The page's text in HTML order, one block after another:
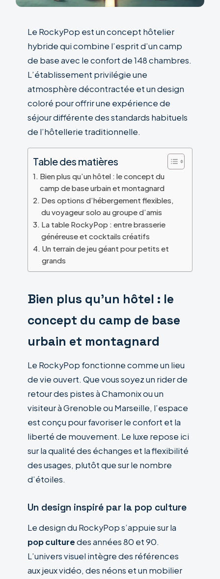
Le RockyPop est un concept hôtelier
hybride qui combine l’esprit d’un camp
de base avec le confort de 148 chambres.
L’établissement privilégie une
atmosphère décontractée et un design
coloré pour offrir une expérience de
séjour différente des standards habituels
de l’hôtellerie traditionnelle.
Table des matières
Bien plus qu’un hôtel : le concept du
camp de base urbain et montagnard
Des options d’hébergement flexibles,
du voyageur solo au groupe d’amis
La table RockyPop : entre brasserie
généreuse et cocktails créatifs
Un terrain de jeu géant pour petits et
grands
Bien plus qu’un hôtel : le
concept du camp de base
urbain et montagnard
Le RockyPop fonctionne comme un lieu
de vie ouvert. Que vous soyez un rider de
retour des pistes à Chamonix ou un
visiteur à Grenoble ou Marseille, l’espace
est conçu pour favoriser le confort et la
liberté de mouvement. Le luxe repose ici
sur la qualité des échanges et la flexibilité
des usages, plutôt que sur le nombre
d’étoiles.
Un design inspiré par la pop culture
Le design du RockyPop s’appuie sur la
pop culturedes années 80 et 90.
L’univers visuel intègre des références
aux jeux vidéo, des néons et un mobilier